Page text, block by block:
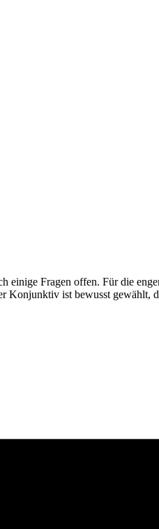
Fragen offen. Für die
Konjunktiv ist bewusst gewählt,